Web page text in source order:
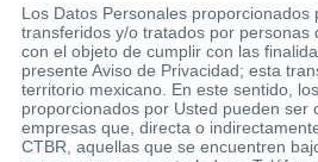
Los Datos Personales proporcionados
transferidos y/o tratados por personas
con el objeto de cumplir con las
presente Aviso de Privacidad; esta
territorio mexicano. En este sentido,
proporcionados por Usted pueden ser
empresas que, directa o
CTBR, aquellas que se encuentren